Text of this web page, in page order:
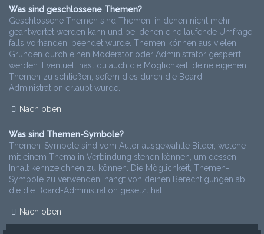
Was sind geschlossene Themen?
Geschlossene Themen sind Themen, in denen nicht mehr
geantwortet werden kann und bei denen eine laufende Umfrage,
falls vorhanden, beendet wurde. Themen können aus vielen
Gründen durch einen Moderator oder Administrator gesperrt
werden. Eventuell hast du auch die Möglichkeit, deine eigenen
Themen zu schließen, sofern dies durch die Board-
Administration erlaubt wurde.
Nach oben
Was sind Themen-Symbole?
Themen-Symbole sind vom Autor ausgewählte Bilder, welche
mit einem Thema in Verbindung stehen können, um dessen
Inhalt kennzeichnen zu können. Die Möglichkeit, Themen-
Symbole zu verwenden, hängt von deinen Berechtigungen ab,
die die Board-Administration gesetzt hat.
Nach oben